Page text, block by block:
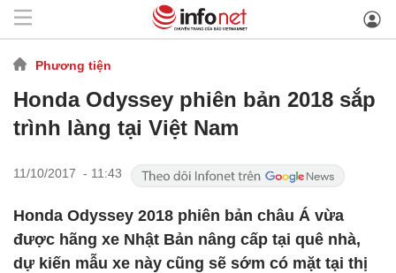
Phương tiện
Honda Odyssey phiên bản 2018 sắp
trình làng tại Việt Nam
11/10/2017 - 11:43
Honda Odyssey 2018 phiên bản châu Á vừa
được hãng xe Nhật Bản nâng cấp tại quê nhà,
dự kiến mẫu xe này cũng sẽ sớm có mặt tại thị